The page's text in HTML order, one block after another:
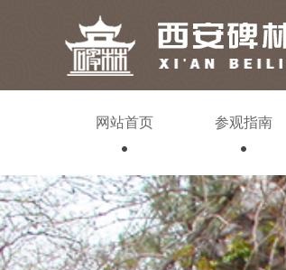
网站首页 参观指南